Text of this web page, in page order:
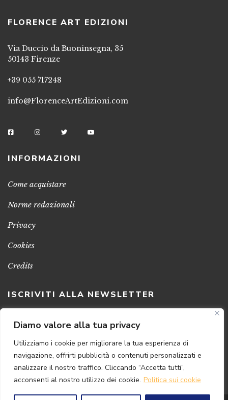
Diamo valore alla tua privacy
Utilizziamo i cookie per migliorare la tua esperienza di
navigazione, offrirti pubblicità o contenuti personalizzati e
analizzare il nostro traffico. Cliccando “Accetta tutti”,
acconsenti al nostro utilizzo dei cookie. Politica sui cookie
FLORENCE ART EDIZIONI
Via Duccio da Buoninsegna, 35
50143 Firenze
+39 055 717248
info@FlorenceArtEdizioni.com
INFORMAZIONI
Come acquistare
Norme redazionali
Privacy
Cookies
Credits
ISCRIVITI ALLA NEWSLETTER
Clicca sul pulsante per ricevere le nostre ultime novità,
notizie e promozioni
ISCRIVITI ADESSO